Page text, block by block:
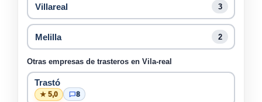
Villareal 3
Melilla 2
Otras empresas de trasteros en Vila-real
Trastó
★ 5,0 8